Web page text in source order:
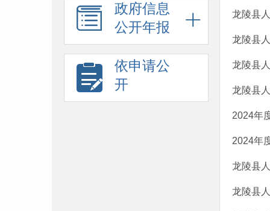
政府信息
公开年报
依申请公
开
龙陵县
龙陵县
龙陵县
龙陵县
2024年
2024年
龙陵县
龙陵县